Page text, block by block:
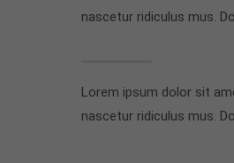
nascetur ridiculus mus.
Lorem ipsum dolor sit
nascetur ridiculus mus.